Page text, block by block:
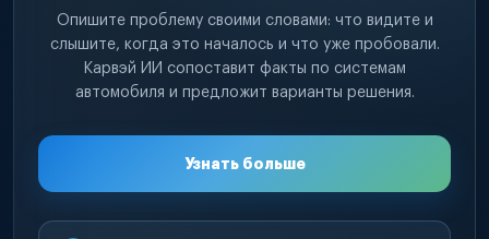
Опишите проблему своими словами: что видите и
слышите, когда это началось и что уже пробовали.
Карвэй ИИ сопоставит факты по системам
автомобиля и предложит варианты решения.
Узнать больше